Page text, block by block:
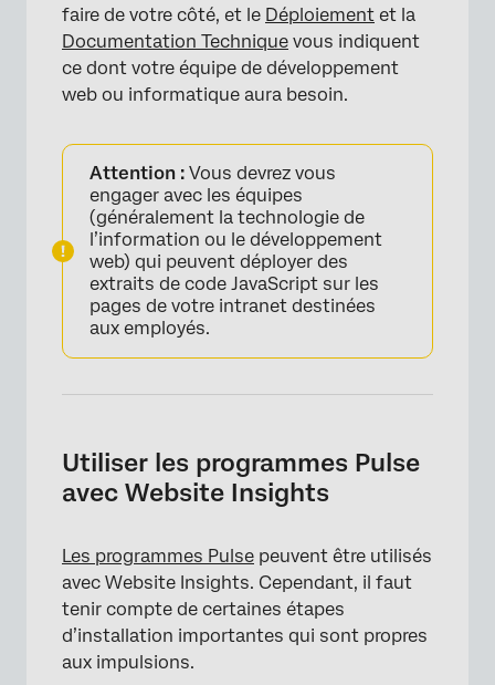
faire de votre côté, et le Déploiement et la
Documentation Technique vous indiquent
ce dont votre équipe de développement
web ou informatique aura besoin.
Attention : Vous devrez vous
engager avec les équipes
(généralement la technologie de
l’information ou le développement
web) qui peuvent déployer des
extraits de code JavaScript sur les
pages de votre intranet destinées
aux employés.
Utiliser les programmes Pulse
avec Website Insights
Les programmes Pulse peuvent être utilisés
avec Website Insights. Cependant, il faut
tenir compte de certaines étapes
d’installation importantes qui sont propres
aux impulsions.